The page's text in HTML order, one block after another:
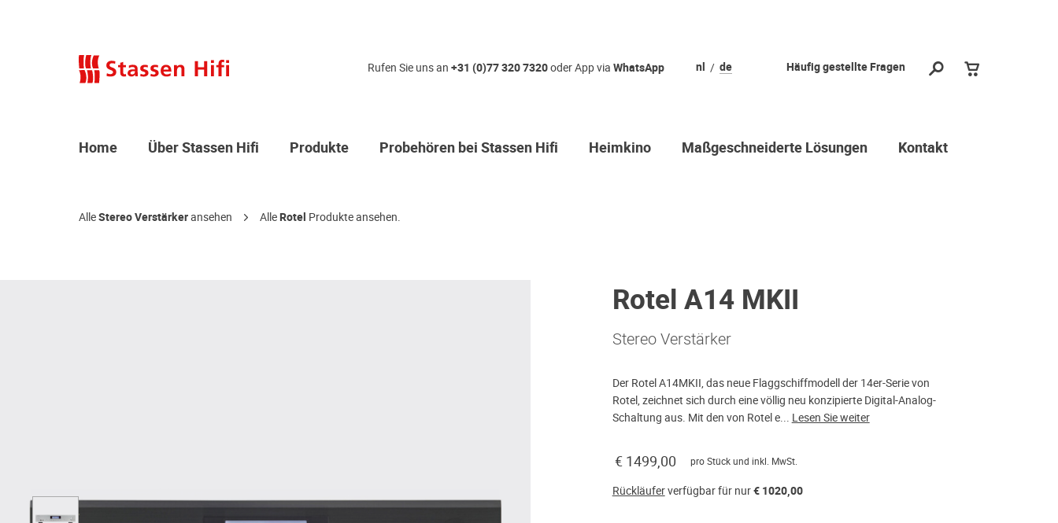
Häufig gestellte Fragen
nl de
Rufen Sie uns an +31 (0)77 320 7320oder App via WhatsApp
Home Über Stassen Hifi Produkte Probehören bei Stassen Hifi Heimkino Maßgeschneiderte Lösungen Kontakt
AlleStereo Verstärkeransehen AlleRotel Produkte ansehen.
Rotel A14 MKII
Stereo Verstärker
Der Rotel A14MKII, das neue Flaggschiffmodell der 14er-Serie von
Rotel, zeichnet sich durch eine völlig neu konzipierte Digital-Analog-
Schaltung aus. Mit den von Rotel e... Lesen Sie weiter
€ 1499,00 pro Stück und inkl. MwSt.
Rückläuferverfügbar für nur€ 1020,00